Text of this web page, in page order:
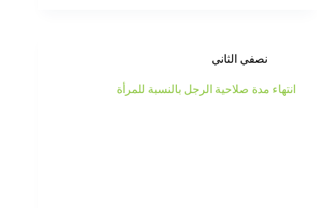
نصفي الثاني
انتهاء مدة صلاحية الرجل بالنسبة للمرأة